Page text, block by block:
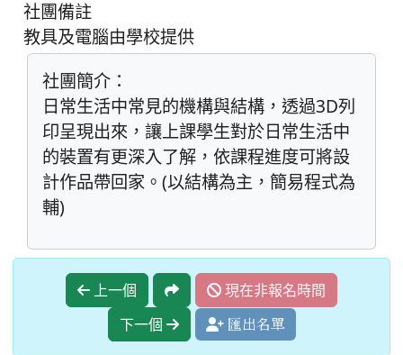
社團備註
教具及電腦由學校提供
社團簡介：
日常生活中常見的機構與結構，透過3D列
印呈現出來，讓上課學生對於日常生活中
的裝置有更深入了解，依課程進度可將設
計作品帶回家。(以結構為主，簡易程式為
輔)
上一個
現在非報名時間
下一個
匯出名單